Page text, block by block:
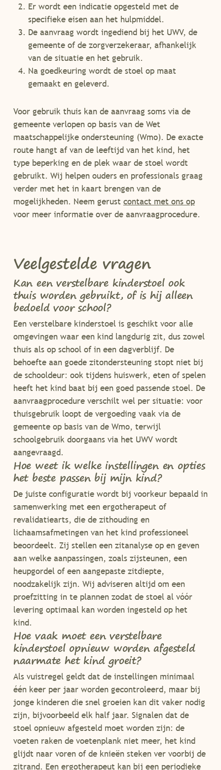
Er wordt een indicatie opgesteld met de
specifieke eisen aan het hulpmiddel.
De aanvraag wordt ingediend bij het UWV, de
gemeente of de zorgverzekeraar, afhankelijk
van de situatie en het gebruik.
Na goedkeuring wordt de stoel op maat
gemaakt en geleverd.
Voor gebruik thuis kan de aanvraag soms via de
gemeente verlopen op basis van de Wet
maatschappelijke ondersteuning (Wmo). De exacte
route hangt af van de leeftijd van het kind, het
type beperking en de plek waar de stoel wordt
gebruikt. Wij helpen ouders en professionals graag
verder met het in kaart brengen van de
mogelijkheden. Neem gerust contact met ons op
voor meer informatie over de aanvraagprocedure.
Veelgestelde vragen
Kan een verstelbare kinderstoel ook
thuis worden gebruikt, of is hij alleen
bedoeld voor school?
Een verstelbare kinderstoel is geschikt voor alle
omgevingen waar een kind langdurig zit, dus zowel
thuis als op school of in een dagverblijf. De
behoefte aan goede zitondersteuning stopt niet bij
de schooldeur: ook tijdens huiswerk, eten of spelen
heeft het kind baat bij een goed passende stoel. De
aanvraagprocedure verschilt wel per situatie: voor
thuisgebruik loopt de vergoeding vaak via de
gemeente op basis van de Wmo, terwijl
schoolgebruik doorgaans via het UWV wordt
aangevraagd.
Hoe weet ik welke instellingen en opties
het beste passen bij mijn kind?
De juiste configuratie wordt bij voorkeur bepaald in
samenwerking met een ergotherapeut of
revalidatiearts, die de zithouding en
lichaamsafmetingen van het kind professioneel
beoordeelt. Zij stellen een zitanalyse op en geven
aan welke aanpassingen, zoals zijsteunen, een
heupgordel of een aangepaste zitdiepte,
noodzakelijk zijn. Wij adviseren altijd om een
proefzitting in te plannen zodat de stoel al vóór
levering optimaal kan worden ingesteld op het
kind.
Hoe vaak moet een verstelbare
kinderstoel opnieuw worden afgesteld
naarmate het kind groeit?
Als vuistregel geldt dat de instellingen minimaal
één keer per jaar worden gecontroleerd, maar bij
jonge kinderen die snel groeien kan dit vaker nodig
zijn, bijvoorbeeld elk half jaar. Signalen dat de
stoel opnieuw afgesteld moet worden zijn: de
voeten raken de voetenplank niet meer, het kind
glijdt naar voren of de knieën steken ver voorbij de
zitrand. Een ergotherapeut kan bij een periodieke